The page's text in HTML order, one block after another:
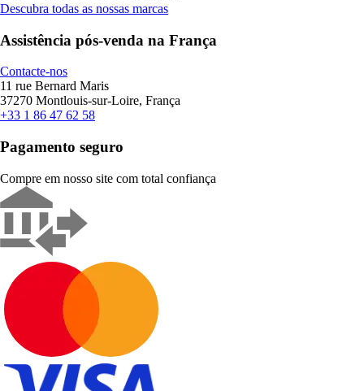
Descubra todas as nossas marcas
Assistência pós-venda na França
Contacte-nos
11 rue Bernard Maris
37270 Montlouis-sur-Loire, França
+33 1 86 47 62 58
Pagamento seguro
Compre em nosso site com total confiança